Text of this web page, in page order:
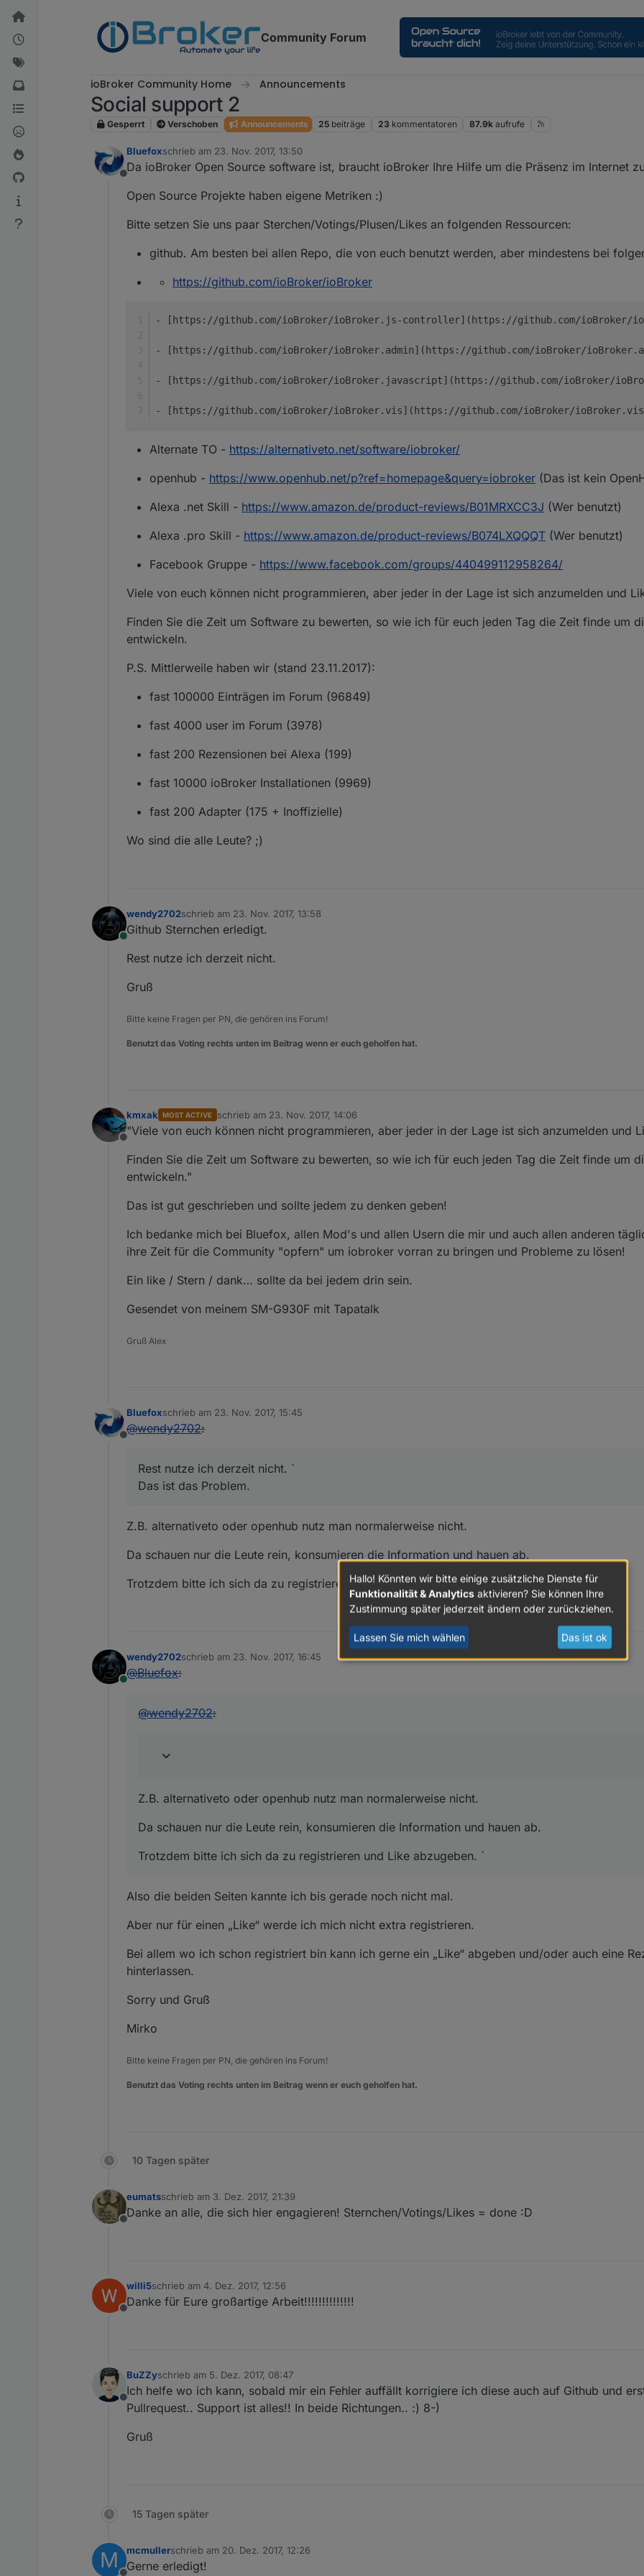
Weiter zum Inhalt
Community Forum
ioBroker Community Home Announcements
Social support 2
Gesperrt Verschoben Announcements 25 beiträge 23 kommentatoren 87.9k aufrufe
Offline
Bluefoxschrieb am 23. Nov. 2017, 13:50
zuletzt editiert von
Da ioBroker Open Source software ist, braucht ioBroker Ihre Hilfe um die Präsenz im Internet
Open Source Projekte haben eigene Metriken :)
Bitte setzen Sie uns paar Sterchen/Votings/Plusen/Likes an folgenden Ressourcen:
github. Am besten bei allen Repo, die von euch benutzt werden, aber mindestens bei
https://github.com/ioBroker/ioBroker
- [https://github.com/ioBroker/ioBroker.js-controller](https://github.com/ioBroker/
- [https://github.com/ioBroker/ioBroker.admin](https://github.com/ioBroker/
- [https://github.com/ioBroker/ioBroker.javascript](https://github.com/ioBroker/
- [https://github.com/ioBroker/ioBroker.vis](https://github.com/ioBroker/
Alternate TO - https://alternativeto.net/software/iobroker/
openhub - https://www.openhub.net/p?ref=homepage&query=iobroker (Das ist kein
Alexa .net Skill - https://www.amazon.de/product-reviews/B01MRXCC3J (Wer benutzt)
Alexa .pro Skill - https://www.amazon.de/product-reviews/B074LXQQQT (Wer benutzt)
Facebook Gruppe - https://www.facebook.com/groups/440499112958264/
Viele von euch können nicht programmieren, aber jeder in der Lage ist sich anzumelden und
Finden Sie die Zeit um Software zu bewerten, so wie ich für euch jeden Tag die Zeit finde um
entwickeln.
P.S. Mittlerweile haben wir (stand 23.11.2017):
fast 100000 Einträgen im Forum (96849)
fast 4000 user im Forum (3978)
fast 200 Rezensionen bei Alexa (199)
fast 10000 ioBroker Installationen (9969)
fast 200 Adapter (175 + Inoffizielle)
Wo sind die alle Leute? ;)
Online
wendy2702schrieb am 23. Nov. 2017, 13:58
zuletzt editiert von
Github Sternchen erledigt.
Rest nutze ich derzeit nicht.
Gruß
Bitte keine Fragen per PN, die gehören ins Forum!
Benutzt das Voting rechts unten im Beitrag wenn er euch geholfen hat.
Offline
kmxak MOST ACTIVE schrieb am 23. Nov. 2017, 14:06
zuletzt editiert von
"Viele von euch können nicht programmieren, aber jeder in der Lage ist sich anzumelden und
Finden Sie die Zeit um Software zu bewerten, so wie ich für euch jeden Tag die Zeit finde um
entwickeln."
Das ist gut geschrieben und sollte jedem zu denken geben!
Ich bedanke mich bei Bluefox, allen Mod's und allen Usern die mir und auch allen anderen
ihre Zeit für die Community "opfern" um iobroker vorran zu bringen und Probleme zu lösen!
Ein like / Stern / dank… sollte da bei jedem drin sein.
Gesendet von meinem SM-G930F mit Tapatalk
Gruß Alex
Offline
Bluefoxschrieb am 23. Nov. 2017, 15:45
zuletzt editiert von
@wendy2702:
Rest nutze ich derzeit nicht. `
Das ist das Problem.
Z.B. alternativeto oder openhub nutz man normalerweise nicht.
Da schauen nur die Leute rein, konsumieren die Information und hauen ab.
Trotzdem bitte ich sich da zu registrieren und Like abzugeben.
Online
wendy2702schrieb am 23. Nov. 2017, 16:45
zuletzt editiert von
@Bluefox:
@wendy2702:
Z.B. alternativeto oder openhub nutz man normalerweise nicht.
Da schauen nur die Leute rein, konsumieren die Information und hauen ab.
Trotzdem bitte ich sich da zu registrieren und Like abzugeben. `
Also die beiden Seiten kannte ich bis gerade noch nicht mal.
Aber nur für einen „Like“ werde ich mich nicht extra registrieren.
Bei allem wo ich schon registriert bin kann ich gerne ein „Like“ abgeben und/oder auch eine
hinterlassen.
Sorry und Gruß
Mirko
Bitte keine Fragen per PN, die gehören ins Forum!
Benutzt das Voting rechts unten im Beitrag wenn er euch geholfen hat.
10 Tagen später
Offline
eumatsschrieb am 3. Dez. 2017, 21:39
zuletzt editiert von
Danke an alle, die sich hier engagieren! Sternchen/Votings/Likes = done :D
Offline
willi5schrieb am 4. Dez. 2017, 12:56
zuletzt editiert von
Danke für Eure großartige Arbeit!!!!!!!!!!!!!!
Offline
BuZZyschrieb am 5. Dez. 2017, 08:47
zuletzt editiert von
Ich helfe wo ich kann, sobald mir ein Fehler auffällt korrigiere ich diese auch auf Github und
Pullrequest.. Support ist alles!! In beide Richtungen.. :) 8-)
Gruß
15 Tagen später
M mcmullerschrieb am 20. Dez. 2017, 12:26
zuletzt editiert von
Gerne erledigt!
Hallo! Könnten wir bitte einige zusätzliche Dienste für
Funktionalität & Analytics aktivieren? Sie können Ihre
Zustimmung später jederzeit ändern oder zurückziehen.
Lassen Sie mich wählen Das ist ok